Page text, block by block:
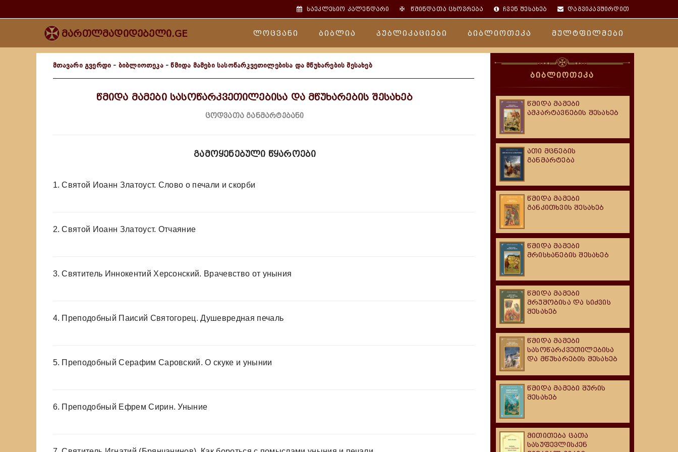
საეკლესიო კალენდარი ✠წმინდათა ცხოვრება ჩვენ შესახებ დაგვიკავშირდით
მართლმადიდებელი.GE ლოცვანი ბიბლია პუბლიკაციები ბიბლიოთეკა მულტფილმები
მთავარი გვერდი - ბიბლიოთეკა-წმიდა მამები სასოწარკვეთილებისა და მწუხარების შესახებ
წმიდა მამები სასოწარკვეთილებისა და მწუხარების შესახებ
ცოდვათა განმარტებანი
გამოყენებული წყაროები
1.Святой Иоанн Златоуст. Слово о печали и скорби
2.Святой Иоанн Златоуст. Отчаяние
3.Святитель Иннокентий Херсонский. Врачевство от уныния
4. Преподобный Паисий Святогорец. Душевредная печаль
5. Преподобный Серафим Саровский. О скуке и унынии
6. Преподобный Ефрем Сирин. Уныние
ბიბლიოთეკა
წმიდა მამები
ამპარტავნების შესახებ
ათი მცნების
განმარტება
წმიდა მამები
განკითხვის შესახებ
წმიდა მამები
მრისხანების შესახებ
წმიდა მამები
მრუშობისა და სიძვის
შესახებ
წმიდა მამები
სასოწარკვეთილებისა
და მწუხარების შესახებ
წმიდა მამები შურის
შესახებ
მითითება ცათა
სასუფევლისკენ